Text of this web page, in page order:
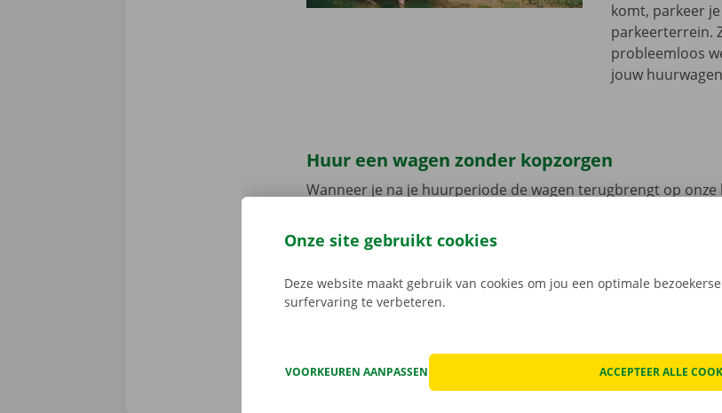
komt, parkeer
parkeerterrein.
probleemloos
jouw
Huur een wagen zonder kopzorgen
Wanneer je na je huurperiode de wagen terugbrengt op
persoonlijke service dragen we hoog in het vaandel.
voorhand samen de schade aan de auto. Je geniet bij
van pechverhelping binnen heel Europa. Zo geraak je altijd
Onze site gebruikt cookies
Deze website maakt gebruik van cookies om jou een optimale
surfervaring te verbeteren.
VOORKEUREN AANPASSEN ACCEPTEER ALLE